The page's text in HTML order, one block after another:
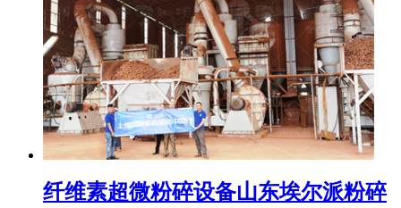
纤维素超微粉碎设备山东埃尔派粉碎